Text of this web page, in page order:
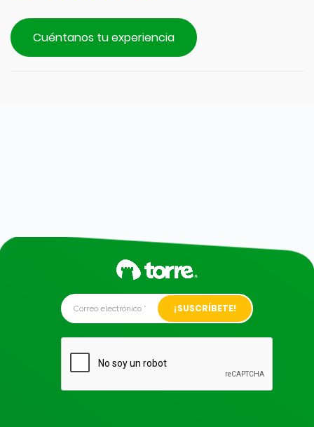
Cuéntanos tu experiencia
Alternative: